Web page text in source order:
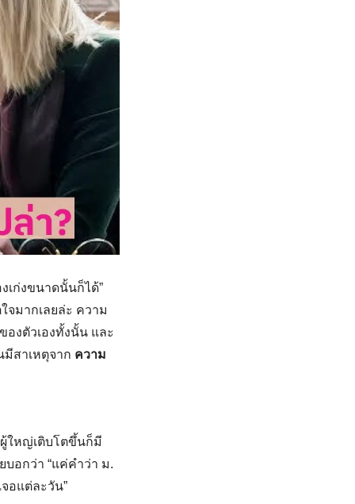
เก่งขนาดนั้นก็ได้”
จมากเลยล่ะ ความ
งตัวเองทั้งนั้น และ
สาเหตุจาก ความ
ผู้ใหญ่เติบโตขึ้นก็มี
อกว่า “แค่คำว่า ม.
อแต่ละวัน”